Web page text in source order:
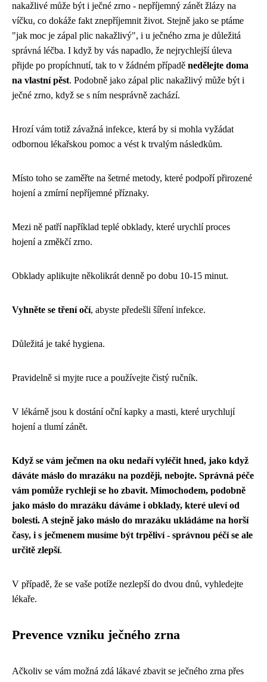
nakažlivé může být i ječné zrno - nepříjemný zánět žlázy na
víčku, co dokáže fakt znepříjemnit život. Stejně jako se ptáme
"jak moc je zápal plic nakažlivý", i u ječného zrna je důležitá
správná léčba. I když by vás napadlo, že nejrychlejší úleva
přijde po propíchnutí, tak to v žádném případě nedělejte doma
na vlastní pěst. Podobně jako zápal plic nakažlivý může být i
ječné zrno, když se s ním nesprávně zachází.
Hrozí vám totiž závažná infekce, která by si mohla vyžádat
odbornou lékařskou pomoc a vést k trvalým následkům.
Místo toho se zaměřte na šetrné metody, které podpoří přirozené
hojení a zmírní nepříjemné příznaky.
Mezi ně patří například teplé obklady, které urychlí proces
hojení a změkčí zrno.
Obklady aplikujte několikrát denně po dobu 10-15 minut.
Vyhněte se tření očí, abyste předešli šíření infekce.
Důležitá je také hygiena.
Pravidelně si myjte ruce a používejte čistý ručník.
V lékárně jsou k dostání oční kapky a masti, které urychlují
hojení a tlumí zánět.
Když se vám ječmen na oku nedaří vyléčit hned, jako když
dáváte máslo do mrazáku na později, nebojte. Správná péče
vám pomůže rychleji se ho zbavit. Mimochodem, podobně
jako máslo do mrazáku dáváme i obklady, které uleví od
bolesti. A stejně jako máslo do mrazáku ukládáme na horší
časy, i s ječmenem musíme být trpěliví - správnou péčí se ale
určitě zlepší.
V případě, že se vaše potíže nezlepší do dvou dnů, vyhledejte
lékaře.
Prevence vzniku ječného zrna
Ačkoliv se vám možná zdá lákavé zbavit se ječného zrna přes